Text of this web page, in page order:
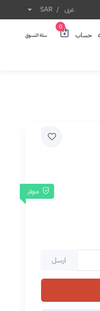
عربى /
SAR
حساب
0
سلة التسوق
متوفر
ارسل